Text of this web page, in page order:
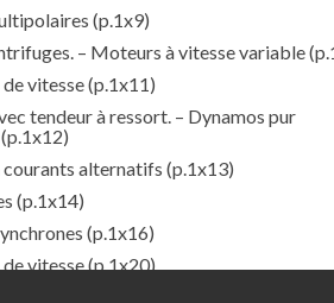
(p.1x9)
– Moteurs à vitesse variable
vitesse(p.1x11)
tendeur à ressort. – Dynamos pur
(p.1x12)
courants alternatifs (p.1x13)
(p.1x14)
(p.1x16)
vitesse(p.1x20)